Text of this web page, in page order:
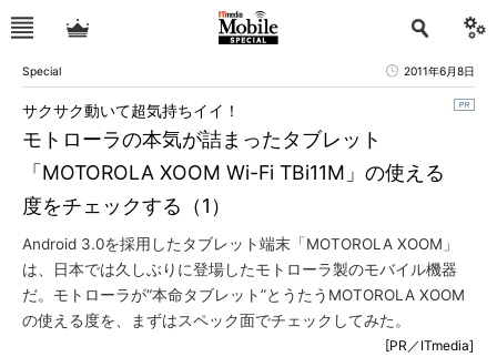
Special 2011年6月8日
モトローラの本気が詰まったタブレット
「MOTOROLA XOOM Wi-Fi TBi11M」の使える
度をチェックする（1）
サクサク動いて超気持ちイイ！
Android 3.0を採用したタブレット端末「MOTOROLA XOOM」
は、日本では久しぶりに登場したモトローラ製のモバイル機器
だ。モトローラが“本命タブレット”とうたうMOTOROLA XOOM
の使える度を、まずはスペック面でチェックしてみた。
[PR／ITmedia]